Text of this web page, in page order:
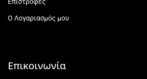
Ο Λογαριασμός μου
Επικοινωνία